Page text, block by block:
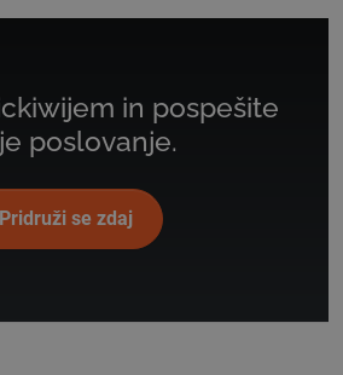
in pospešite
poslovanje.
Pridruži se zdaj